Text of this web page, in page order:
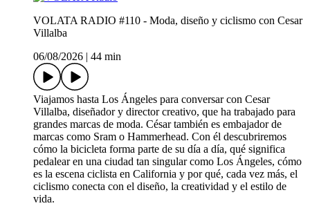
VOLATA RADIO #110 - Moda, diseño y ciclismo con Cesar
Villalba
06/08/2026
44 min
Viajamos hasta Los Ángeles para conversar con Cesar
Villalba, diseñador y director creativo, que ha trabajado para
grandes marcas de moda. César también es embajador de
marcas como Sram o Hammerhead. Con él descubriremos
cómo la bicicleta forma parte de su día a día, qué significa
pedalear en una ciudad tan singular como Los Ángeles, cómo
es la escena ciclista en California y por qué, cada vez más, el
ciclismo conecta con el diseño, la creatividad y el estilo de
vida.